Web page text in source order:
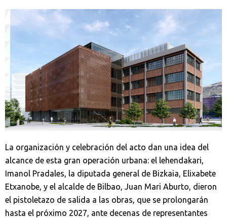
La organización y celebración del acto dan una idea del
alcance de esta gran operación urbana: el lehendakari,
Imanol Pradales, la diputada general de Bizkaia, Elixabete
Etxanobe, y el alcalde de Bilbao, Juan Mari Aburto, dieron
el pistoletazo de salida a las obras, que se prolongarán
hasta el próximo 2027, ante decenas de representantes